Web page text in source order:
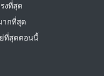
งที่สุด
ากที่สุด
ที่สุดตอนนี้